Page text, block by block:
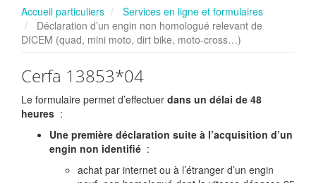
Accueil particuliers
Services en ligne et formulaires
Déclaration d’un engin non homologué relevant de
DICEM (quad, mini moto, dirt bike, moto-cross…)
Cerfa 13853*04
Le formulaire permet d’effectuer dans un délai de 48
heures :
Une première déclaration suite à l’acquisition d’un
engin non identifié :
achat par internet ou à l’étranger d’un engin